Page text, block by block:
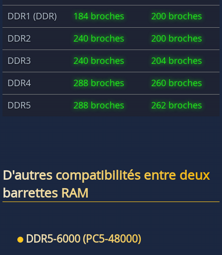
DDR1 (DDR)
184 broches
200 broches
DDR2
240 broches
200 broches
DDR3
240 broches
204 broches
DDR4
288 broches
260 broches
DDR5
288 broches 262 broches
D'autres compatibilités entre deux
barrettes RAM
DDR5-6000 (PC5-48000)